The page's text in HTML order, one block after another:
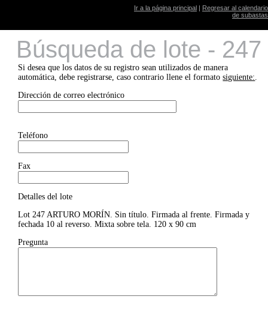
Ir a la página principal | Regresar al calendario
de subastas
Búsqueda de lote - 247
Si desea que los datos de su registro sean utilizados de manera
automática, debe registrarse, caso contrario llene el formatosiguiente:.
Dirección de correo electrónico
Teléfono
Fax
Detalles del lote
Lot 247 ARTURO MORÍN. Sin título. Firmada al frente. Firmada y
fechada 10 al reverso. Mixta sobre tela. 120 x 90 cm
Pregunta